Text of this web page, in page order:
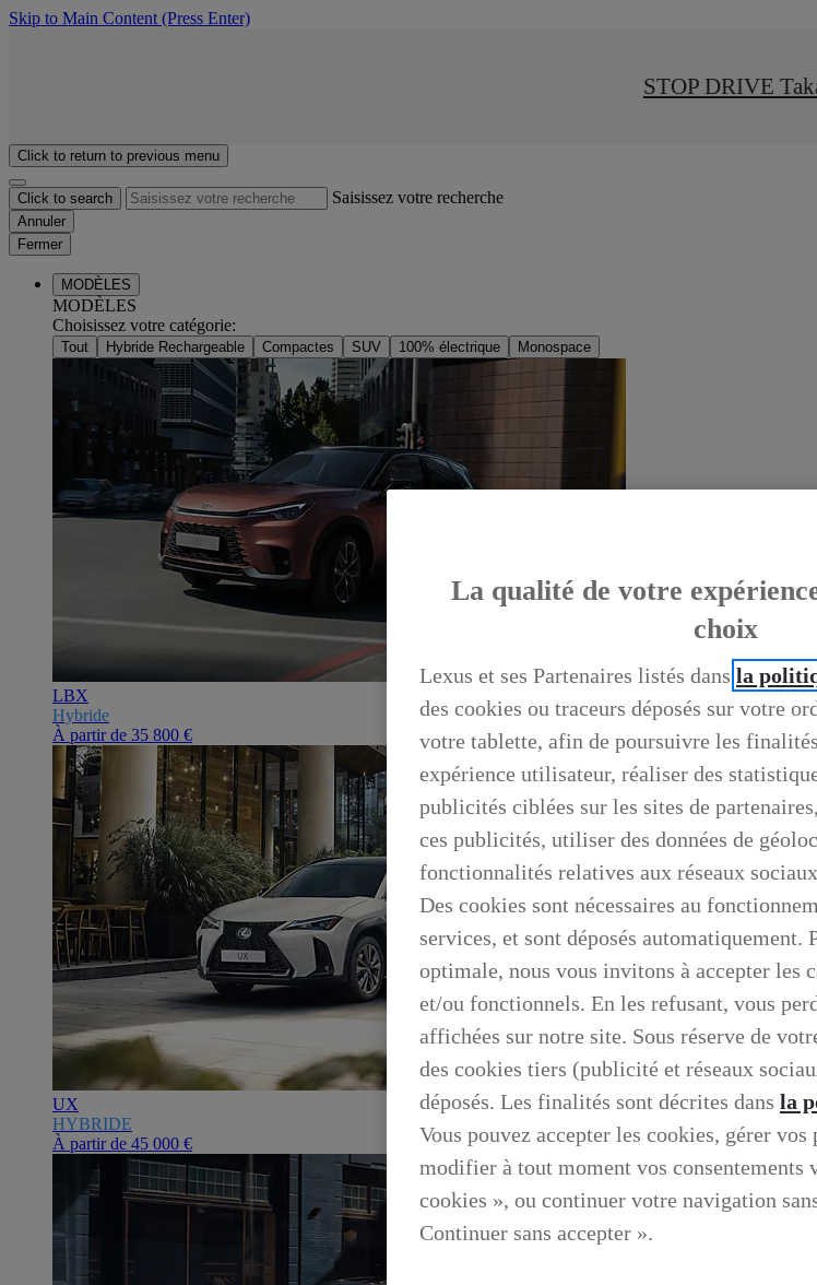
Skip to Main Content (Press Enter)
STOP DRIVE
Click to return to previous menu
Click to search Saisissez votre recherche
Annuler
Fermer
MODÈLES
MODÈLES
Choisissez votre catégorie:
Tout Hybride Rechargeable Compactes SUV 100% électrique Monospace
LBX
Hybride
À partir de 35 800 €
UX
HYBRIDE
À partir de 45 000 €
La qualité de votre
choix
Lexus et ses Partenaires listés dans la
des cookies ou traceurs déposés sur votre
votre tablette, afin de poursuivre les
expérience utilisateur, réaliser des
publicités ciblées sur les sites de
ces publicités, utiliser des données de
fonctionnalités relatives aux réseaux
Des cookies sont nécessaires au
services, et sont déposés automatiquement.
optimale, nous vous invitons à accepter les
et/ou fonctionnels. En les refusant, vous
affichées sur notre site. Sous réserve de
des cookies tiers (publicité et réseaux
déposés. Les finalités sont décrites dans la
Vous pouvez accepter les cookies, gérer
modifier à tout moment vos consentements
cookies », ou continuer votre navigation
Continuer sans accepter ».